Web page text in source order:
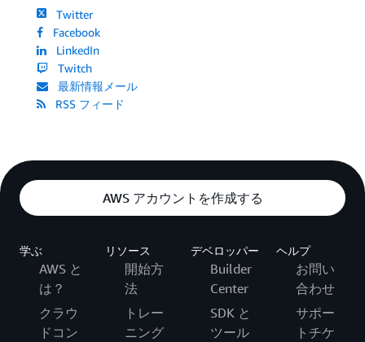
Twitter
Facebook
LinkedIn
Twitch
最新情報メール
RSS フィード
AWS アカウントを作成する
学ぶ
AWS と
は？
クラウ
ドコン
リソース
開始方
法
トレー
ニング
デベロッパー
Builder
Center
SDK と
ツール
ヘルプ
お問い
合わせ
サポー
トチケ